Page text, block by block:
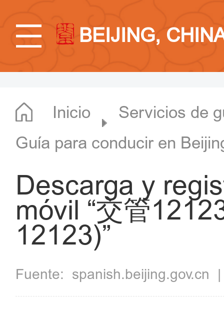
BEIJING,
Inicio
Servicios de
Guía para conducir en
Descarga y
móvil “交管
12123)”
Fuente: spanish.beijing.gov.cn